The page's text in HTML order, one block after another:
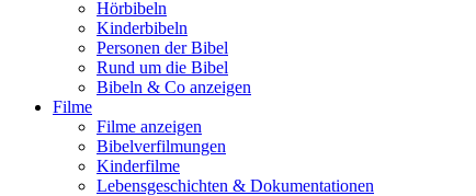
Hörbibeln
Kinderbibeln
Personen der Bibel
Rund um die Bibel
Bibeln & Co anzeigen
Filme
Filme anzeigen
Bibelverfilmungen
Kinderfilme
Lebensgeschichten & Dokumentationen